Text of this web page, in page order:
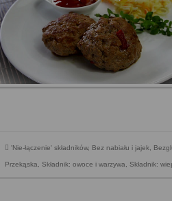
'Nie-łączenie' składników, Bez nabiału i jajek,
Przekąska, Składnik: owoce i warzywa, Składnik: